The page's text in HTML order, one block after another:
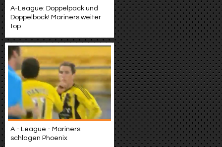
A-League: Doppelpack und
Doppelbock! Mariners weiter
top
A - League - Mariners
schlagen Phoenix